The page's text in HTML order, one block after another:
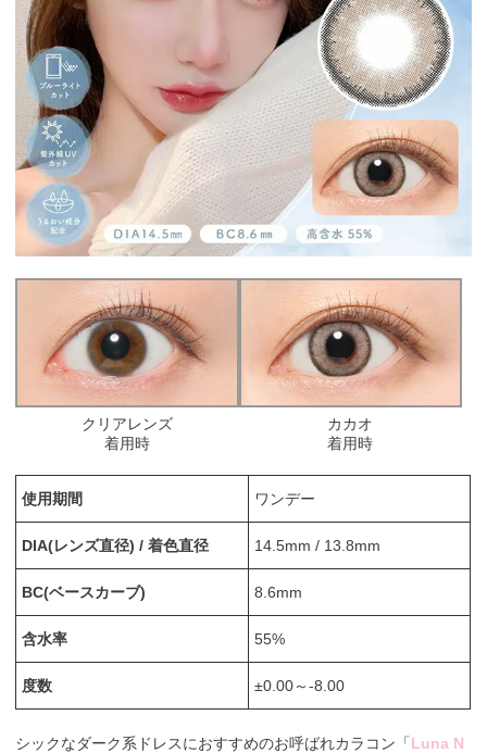
クリアレンズ
着用時
カカオ
着用時
使用期間 ワンデー
DIA(レンズ直径) / 着色直径 14.5mm / 13.8mm
BC(ベースカーブ) 8.6mm
含水率 55%
度数 ±0.00～-8.00
シックなダーク系ドレスにおすすめのお呼ばれカラコン「Luna N